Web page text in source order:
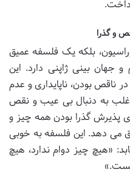
و گذرا
بلکه یک فلسفه عمیق
بینی ژاپنی دارد. این
ناقص بودن، ناپایداری و عدم
به دنبال بی عیب و نقص
پذیرش گذرا بودن همه چیز و
می دهد. این فلسفه به خوبی
«هیچ چیز دوام ندارد، هیچ